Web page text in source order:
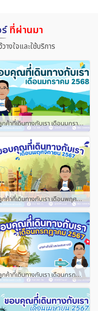
ที่ผ่านมา
างใจและใช้บริการ
ลูกค้าที่เดินทางกับเรา เดือนมกราคม 2568
ลูกค้าที่เดินทางกับเรา เดือนพฤศจิกายน 2567
ลูกค้าที่เดินทางกับเรา เดือนกรกฎาคม 2567